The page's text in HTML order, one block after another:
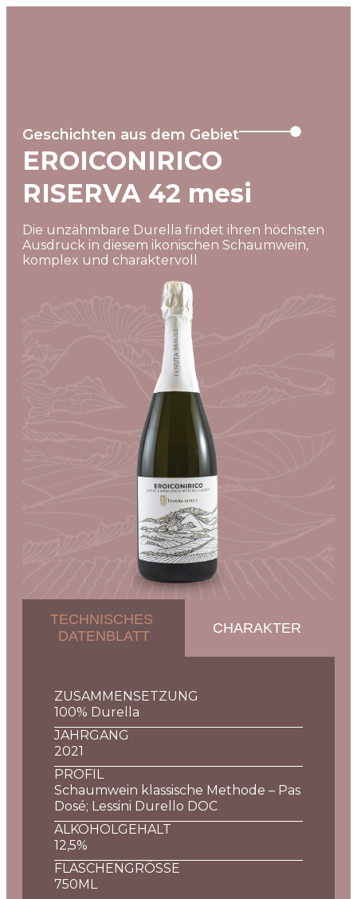
Geschichten aus dem Gebiet
EROICONIRICO
RISERVA 42 mesi
Die unzähmbare Durella findet ihren höchsten
Ausdruck in diesem ikonischen Schaumwein,
komplex und charaktervoll
TECHNISCHES
DATENBLATT
CHARAKTER
ZUSAMMENSETZUNG
100% Durella
JAHRGANG
2021
PROFIL
Schaumwein klassische Methode – Pas
Dosé; Lessini Durello DOC
ALKOHOLGEHALT
12,5%
FLASCHENGRÖSSE
750ML